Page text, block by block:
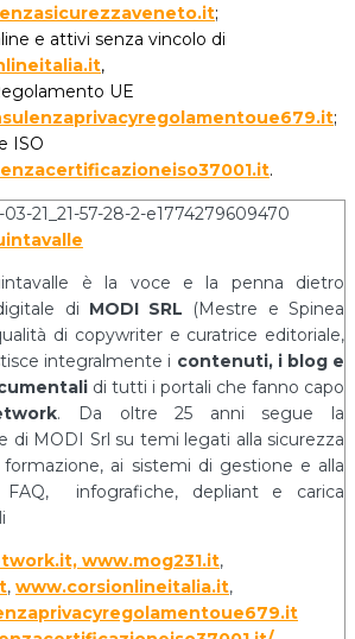
;
e attivi senza vincolo di
,
UE
;
ISO
.
è la voce e la penna dietro
di MODI SRL (Mestre e Spinea
di copywriter e curatrice editoriale,
integralmente i contenuti, i blog e
di tutti i portali che fanno capo
. Da oltre 25 anni segue la
di MODI Srl su temi legati alla sicurezza
formazione, ai sistemi di gestione e alla
FAQ, infografiche, depliant e carica
www.mog231.it,
, www.corsionlineitalia.it,